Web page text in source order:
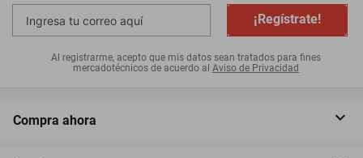
¡Regístrate!
Al registrarme, acepto que mis datos sean tratados para fines
mercadotécnicos de acuerdo al Aviso de Privacidad
Compra ahora